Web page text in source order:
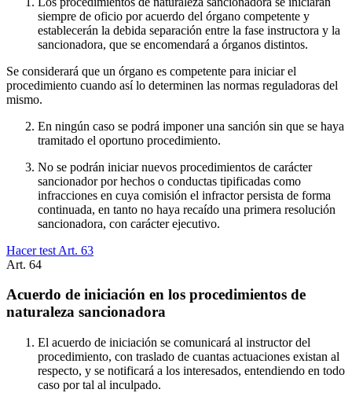
siempre de oficio por acuerdo del órgano competente y
establecerán la debida separación entre la fase instructora y la
sancionadora, que se encomendará a órganos distintos.
Se considerará que un órgano es competente para iniciar el
procedimiento cuando así lo determinen las normas reguladoras del
mismo.
En ningún caso se podrá imponer una sanción sin que se haya
tramitado el oportuno procedimiento.
No se podrán iniciar nuevos procedimientos de carácter
sancionador por hechos o conductas tipificadas como
infracciones en cuya comisión el infractor persista de forma
continuada, en tanto no haya recaído una primera resolución
sancionadora, con carácter ejecutivo.
Hacer test Art. 63
Art. 64
Acuerdo de iniciación en los procedimientos de
naturaleza sancionadora
El acuerdo de iniciación se comunicará al instructor del
procedimiento, con traslado de cuantas actuaciones existan al
respecto, y se notificará a los interesados, entendiendo en todo
caso por tal al inculpado.